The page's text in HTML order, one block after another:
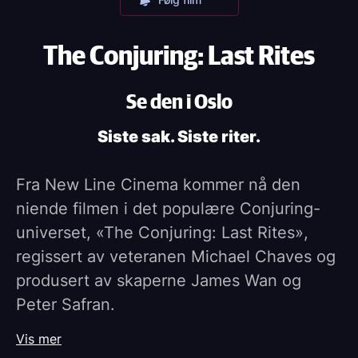
The Conjuring: Last Rites
Se den i Oslo
Siste sak. Siste riter.
Fra New Line Cinema kommer nå den
niende filmen i det populære Conjuring-
universet, «The Conjuring: Last Rites»,
regissert av veteranen Michael Chaves og
produsert av skaperne James Wan og
Peter Safran.
Vis mer